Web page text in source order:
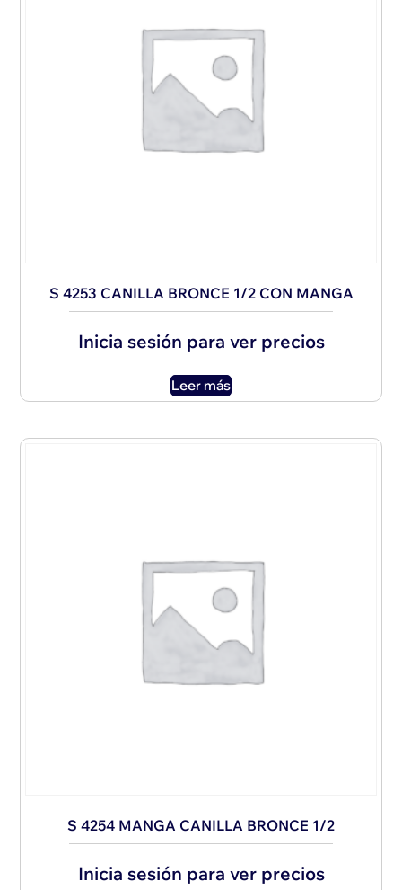
S 4253 CANILLA BRONCE 1/2 CON MANGA
Inicia sesión para ver precios
Leer más
S 4254 MANGA CANILLA BRONCE 1/2
Inicia sesión para ver precios